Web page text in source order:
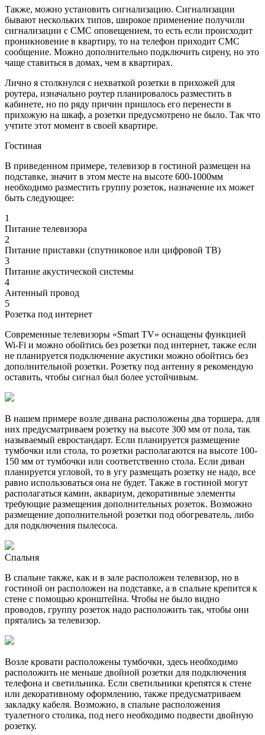
Также, можно установить сигнализацию. Сигнализации
бывают нескольких типов, широкое применение получили
сигнализации с СМС оповещением, то есть если происходит
проникновение в квартиру, то на телефон приходит СМС
сообщение. Можно дополнительно подключить сирену, но это
чаще ставиться в домах, чем в квартирах.
Лично я столкнулся с нехваткой розетки в прихожей для
роутера, изначально роутер планировалось разместить в
кабинете, но по ряду причин пришлось его перенести в
прихожую на шкаф, а розетки предусмотрено не было. Так что
учтите этот момент в своей квартире.
Гостиная
В приведенном примере, телевизор в гостиной размещен на
подставке, значит в этом месте на высоте 600-1000мм
необходимо разместить группу розеток, назначение их может
быть следующее:
1
Питание телевизора
2
Питание приставки (спутниковое или цифровой ТВ)
3
Питание акустической системы
4
Антенный провод
5
Розетка под интернет
Современные телевизоры «Smart TV» оснащены функцией
Wi-Fi и можно обойтись без розетки под интернет, также если
не планируется подключение акустики можно обойтись без
дополнительной розетки. Розетку под антенну я рекомендую
оставить, чтобы сигнал был более устойчивым.
В нашем примере возле дивана расположены два торшера, для
них предусматриваем розетку на высоте 300 мм от пола, так
называемый евростандарт. Если планируется размещение
тумбочки или стола, то розетки располагаются на высоте 100-
150 мм от тумбочки или соответственно стола. Если диван
планируется угловой, то в угу размещать розетку не надо, все
равно использоваться она не будет. Также в гостиной могут
располагаться камин, аквариум, декоративные элементы
требующие размещения дополнительных розеток. Возможно
размещение дополнительной розетки под обогреватель, либо
для подключения пылесоса.
Спальня
В спальне также, как и в зале расположен телевизор, но в
гостиной он расположен на подставке, а в спальне крепится к
стене с помощью кронштейна. Чтобы не было видно
проводов, группу розеток надо расположить так, чтобы они
прятались за телевизор.
Возле кровати расположены тумбочки, здесь необходимо
расположить не меньше двойной розетки для подключения
телефона и светильника. Если светильники крепятся к стене
или декоративному оформлению, также предусматриваем
закладку кабеля. Возможно, в спальне расположения
туалетного столика, под него необходимо подвести двойную
розетку.